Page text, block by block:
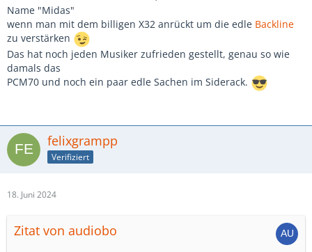
Name "Midas"
wenn man mit dem billigen X32 anrückt um die edle Backline
zu verstärken
Das hat noch jeden Musiker zufrieden gestellt, genau so wie
damals das
PCM70 und noch ein paar edle Sachen im Siderack.
felixgrampp
Verifiziert
18. Juni 2024
Zitat von audiobo